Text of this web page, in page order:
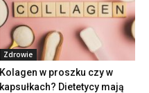
Zdrowie
Kolagen w proszku czy w
kapsułkach? Dietetycy mają